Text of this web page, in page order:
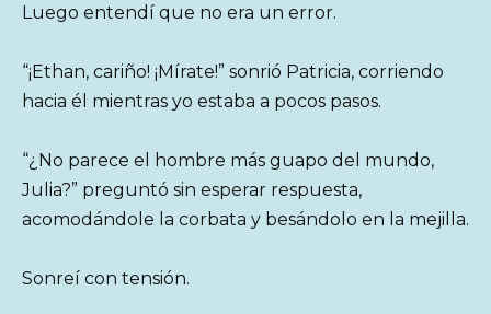
Luego entendí que no era un error.
“¡Ethan, cariño! ¡Mírate!” sonrió Patricia, corriendo
hacia él mientras yo estaba a pocos pasos.
“¿No parece el hombre más guapo del mundo,
Julia?” preguntó sin esperar respuesta,
acomodándole la corbata y besándolo en la mejilla.
Sonreí con tensión.